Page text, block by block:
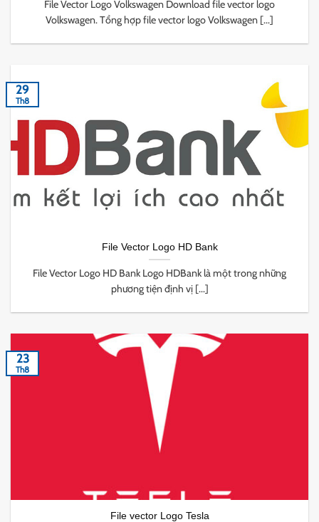
File Vector Logo Volkswagen Download file vector logo
Volkswagen. Tổng hợp file vector logo Volkswagen [...]
File Vector Logo HD Bank
File Vector Logo HD Bank Logo HDBank là một trong những
phương tiện định vị [...]
29
Th8
File vector Logo Tesla
23
Th8